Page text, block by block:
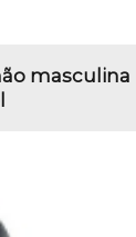
masculina